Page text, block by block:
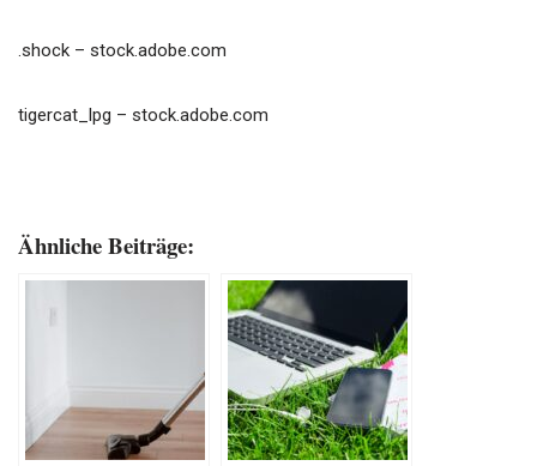
.shock – stock.adobe.com
tigercat_lpg – stock.adobe.com
Ähnliche Beiträge: